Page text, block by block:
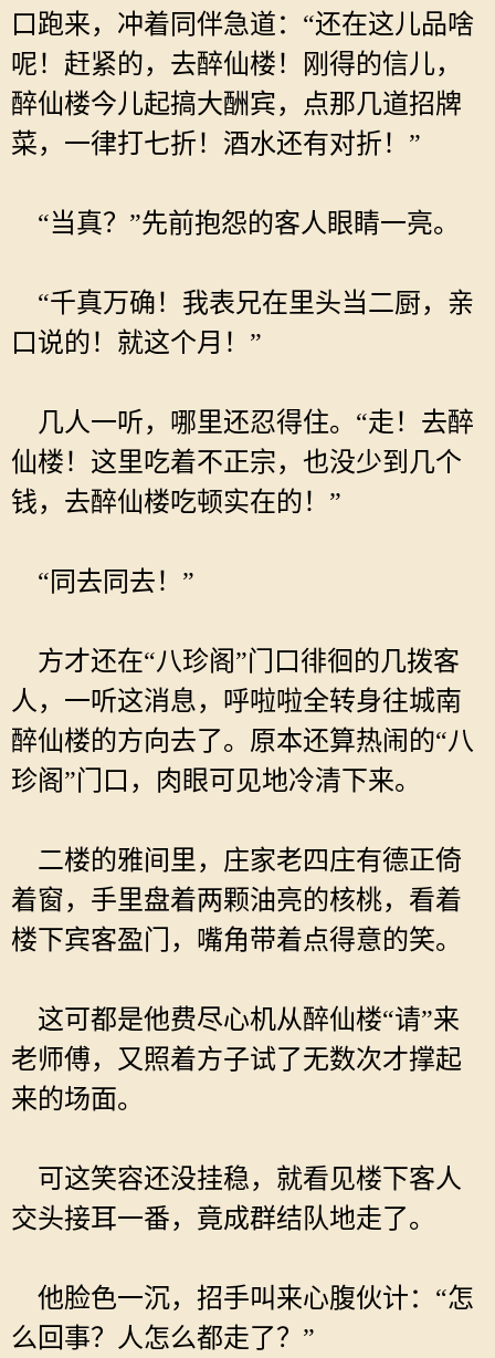
口跑来，冲着同伴急道：“还在这儿品啥
呢！赶紧的，去醉仙楼！刚得的信儿，
醉仙楼今儿起搞大酬宾，点那几道招牌
菜，一律打七折！酒水还有对折！”
“当真？”先前抱怨的客人眼睛一亮。
“千真万确！我表兄在里头当二厨，亲
口说的！就这个月！”
几人一听，哪里还忍得住。“走！去醉
仙楼！这里吃着不正宗，也没少到几个
钱，去醉仙楼吃顿实在的！”
“同去同去！”
方才还在“八珍阁”门口徘徊的几拨客
人，一听这消息，呼啦啦全转身往城南
醉仙楼的方向去了。原本还算热闹的“八
珍阁”门口，肉眼可见地冷清下来。
二楼的雅间里，庄家老四庄有德正倚
着窗，手里盘着两颗油亮的核桃，看着
楼下宾客盈门，嘴角带着点得意的笑。
这可都是他费尽心机从醉仙楼“请”来
老师傅，又照着方子试了无数次才撑起
来的场面。
可这笑容还没挂稳，就看见楼下客人
交头接耳一番，竟成群结队地走了。
他脸色一沉，招手叫来心腹伙计：“怎
么回事？人怎么都走了？”